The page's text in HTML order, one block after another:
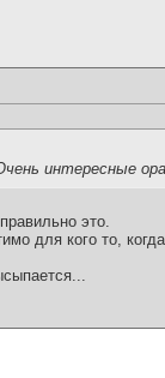
интересные
это.
для кого то,